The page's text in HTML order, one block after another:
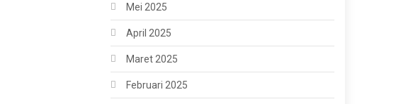
Mei 2025
April 2025
Maret 2025
Februari 2025